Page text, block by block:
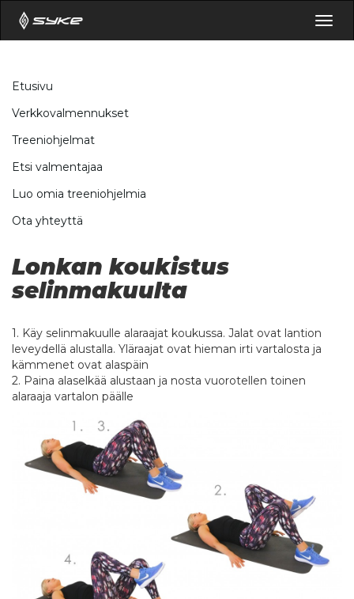
Etusivu
Verkkovalmennukset
Treeniohjelmat
Etsi valmentajaa
Luo omia treeniohjelmia
Ota yhteyttä
Lonkan koukistus
selinmakuulta
1. Käy selinmakuulle alaraajat koukussa. Jalat ovat lantion
leveydellä alustalla. Yläraajat ovat hieman irti vartalosta ja
kämmenet ovat alaspäin
2. Paina alaselkää alustaan ja nosta vuorotellen toinen
alaraaja vartalon päälle